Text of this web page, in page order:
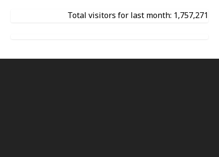
Total visitors for last month: 1,757,271